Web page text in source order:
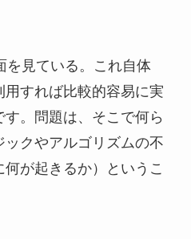
を見ている。これ自体
すれば比較的容易に実
。問題は、そこで何ら
クやアルゴリズムの不
が起きるか）というこ